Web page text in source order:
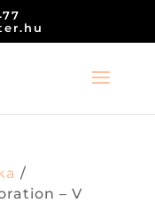
/
– V